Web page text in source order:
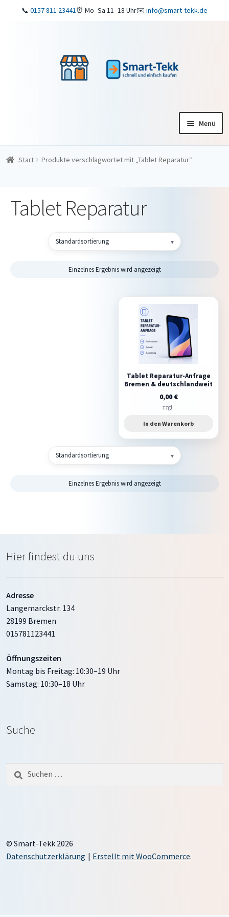
📞 0157 811 23441⏰ Mo–Sa 11–18 Uhr✉️ info@smart-tekk.de
Menü
Startseite
ReparaturService
Start Produkte verschlagwortet mit „Tablet Reparatur“
Tablet Reparatur
Einzelnes Ergebnis wird angezeigt
Tablet Reparatur-Anfrage
Bremen & deutschlandweit
0,00€
zzgl.
In den Warenkorb
Einzelnes Ergebnis wird angezeigt
Hier findest du uns
Adresse
Langemarckstr. 134
28199 Bremen
015781123441
Öffnungszeiten
Montag bis Freitag: 10:30–19 Uhr
Samstag: 10:30–18 Uhr
Suche
nach:
© Smart-Tekk 2026
Datenschutzerklärung
Erstellt mit WooCommerce.